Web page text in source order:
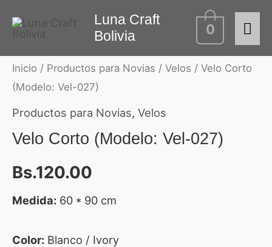
Luna Craft
Bolivia
0
Inicio / Productos para Novias / Velos / Velo Corto
(Modelo: Vel-027)
Productos para Novias, Velos
Velo Corto (Modelo: Vel-027)
Bs.120.00
Medida: 60 * 90 cm
Color: Blanco / Ivory
Velo
(Modelo:
Vel-
027)